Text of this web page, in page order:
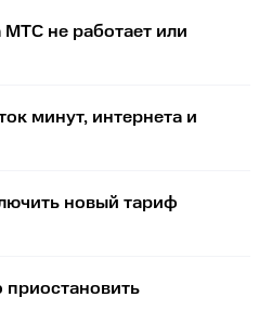
не работает или
минут, интернета и
новый тариф